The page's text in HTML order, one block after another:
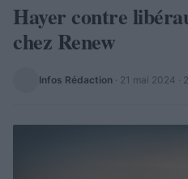
Hayer contre
chez Renew
Infos Rédaction · 21 mai 2024 ·